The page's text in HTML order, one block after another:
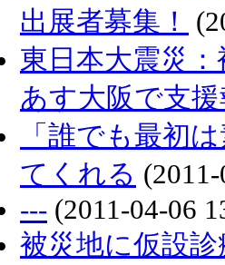
出展者募集！
東日本大震災
あす大阪で支
「誰でも最初
てくれる
--- (2011-04-06
被災地に仮設